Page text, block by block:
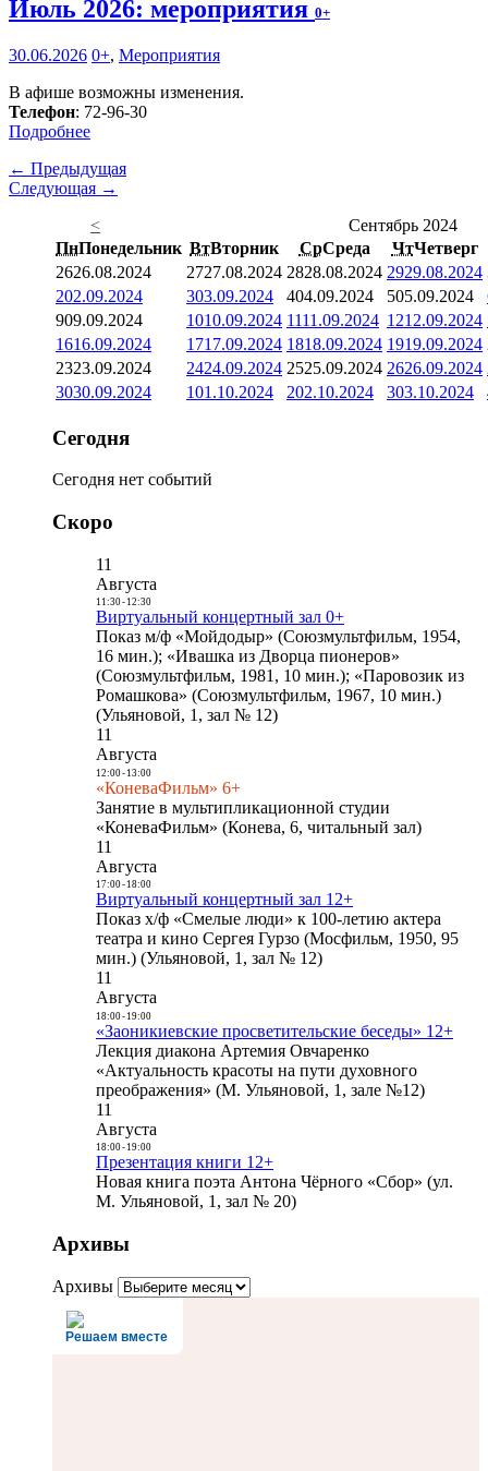
Июль 2026: мероприятия 0+
30.06.2026 0+, Мероприятия
В афише возможны изменения.
Телефон: 72-96-30
Подробнее
← Предыдущая
Следующая →
<
Сентябрь 2024
ПнПонедельник ВтВторник СрСреда ЧтЧетверг
2626.08.2024 2727.08.2024 2828.08.2024 2929.08.2024
202.09.2024 303.09.2024 404.09.2024 505.09.2024
909.09.2024 1010.09.2024 1111.09.2024 1212.09.2024
1616.09.2024 1717.09.2024 1818.09.2024 1919.09.2024
2323.09.2024 2424.09.2024 2525.09.2024 2626.09.2024
3030.09.2024 101.10.2024 202.10.2024 303.10.2024
Сегодня
Сегодня нет событий
Скоро
11
Августа
11:30- 12:30
Виртуальный концертный зал 0+
Показ м/ф «Мойдодыр» (Союзмультфильм, 1954,
16 мин.); «Ивашка из Дворца пионеров»
(Союзмультфильм, 1981, 10 мин.); «Паровозик из
Ромашкова» (Союзмультфильм, 1967, 10 мин.)
(Ульяновой, 1, зал № 12)
11
Августа
12:00- 13:00
«КоневаФильм» 6+
Занятие в мультипликационной студии
«КоневаФильм» (Конева, 6, читальный зал)
11
Августа
17:00- 18:00
Виртуальный концертный зал 12+
Показ х/ф «Смелые люди» к 100-летию актера
театра и кино Сергея Гурзо (Мосфильм, 1950, 95
мин.) (Ульяновой, 1, зал № 12)
11
Августа
18:00- 19:00
«Заоникиевские просветительские беседы» 12+
Лекция диакона Артемия Овчаренко
«Актуальность красоты на пути духовного
преображения» (М. Ульяновой, 1, зале №12)
11
Августа
18:00- 19:00
Презентация книги 12+
Новая книга поэта Антона Чёрного «Сбор» (ул.
М. Ульяновой, 1, зал № 20)
Архивы
Архивы
Решаем вместе